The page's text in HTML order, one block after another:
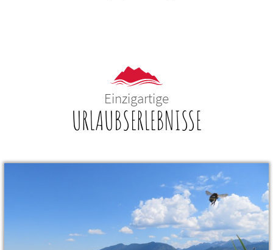
Einzigartige
URLAUBSERLEBNISSE